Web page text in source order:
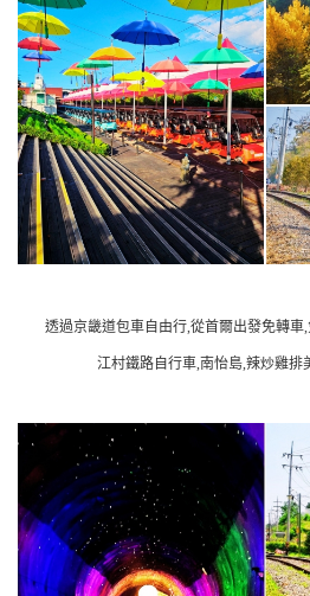
透過京畿道包車自由行,從首爾出發免轉車
江村鐵路自行車,南怡島,辣炒雞排